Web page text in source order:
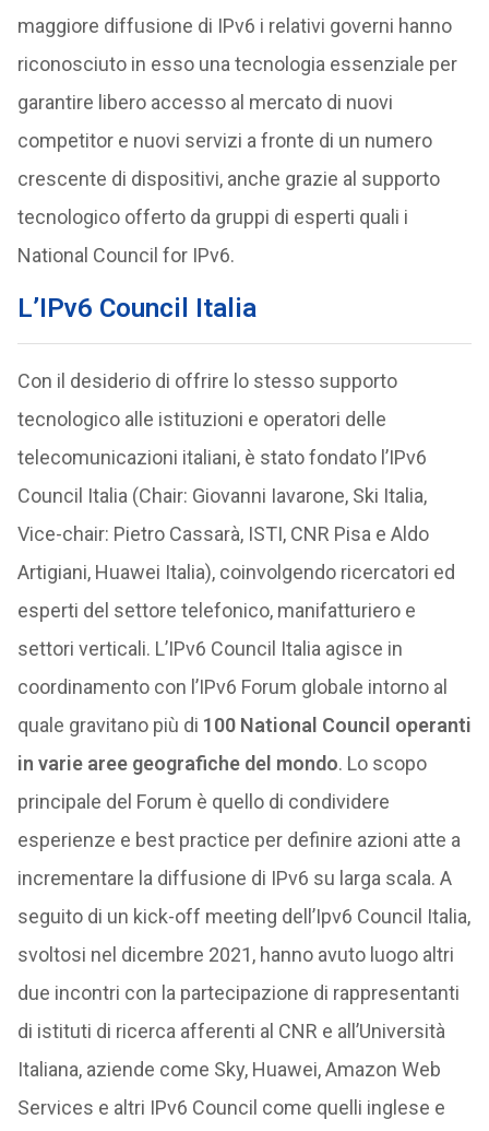
maggiore diffusione di IPv6 i relativi governi hanno
riconosciuto in esso una tecnologia essenziale per
garantire libero accesso al mercato di nuovi
competitor e nuovi servizi a fronte di un numero
crescente di dispositivi, anche grazie al supporto
tecnologico offerto da gruppi di esperti quali i
National Council for IPv6.
L’IPv6 Council Italia
Con il desiderio di offrire lo stesso supporto
tecnologico alle istituzioni e operatori delle
telecomunicazioni italiani, è stato fondato l’IPv6
Council Italia (Chair: Giovanni Iavarone, Ski Italia,
Vice-chair: Pietro Cassarà, ISTI, CNR Pisa e Aldo
Artigiani, Huawei Italia), coinvolgendo ricercatori ed
esperti del settore telefonico, manifatturiero e
settori verticali. L’IPv6 Council Italia agisce in
coordinamento con l’IPv6 Forum globale intorno al
quale gravitano più di 100 National Council operanti
in varie aree geografiche del mondo. Lo scopo
principale del Forum è quello di condividere
esperienze e best practice per definire azioni atte a
incrementare la diffusione di IPv6 su larga scala. A
seguito di un kick-off meeting dell’Ipv6 Council Italia,
svoltosi nel dicembre 2021, hanno avuto luogo altri
due incontri con la partecipazione di rappresentanti
di istituti di ricerca afferenti al CNR e all’Università
Italiana, aziende come Sky, Huawei, Amazon Web
Services e altri IPv6 Council come quelli inglese e